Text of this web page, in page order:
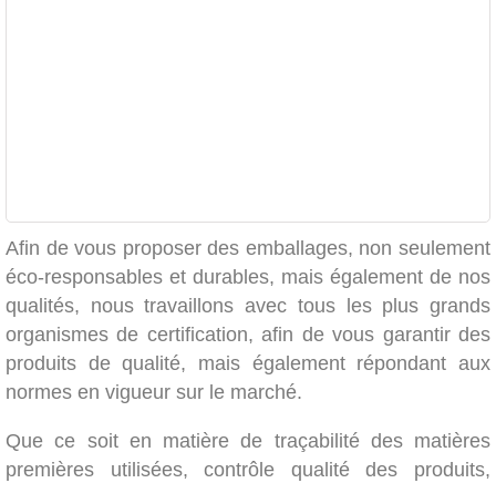
Afin de vous proposer des emballages, non seulement
éco-responsables et durables, mais également de nos
qualités, nous travaillons avec tous les plus grands
organismes de certification, afin de vous garantir des
produits de qualité, mais également répondant aux
normes en vigueur sur le marché.
Que ce soit en matière de traçabilité des matières
premières utilisées, contrôle qualité des produits,